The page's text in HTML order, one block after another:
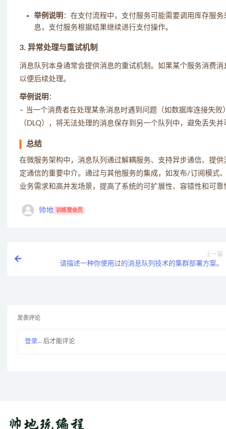
举例说明 ：在支付流程中，支付服务可能需要调用库存服
息，支付服务根据结果继续进行支付操作。
3. 异常处理与重试机制
消息队列本身通常会提供消息的重试机制。如果某个服务消费
以便后续处理。
举例说明 ：
– 当一个消费者在处理某条消息时遇到问题（如数据库连接失
（DLQ），将无法处理的消息保存到另一个队列中，避免丢失并
总结
在微服务架构中，消息队列通过解耦服务、支持异步通信、提
定通信的重要中介。通过与其他服务的集成，如发布/订阅模式
业务需求和高并发场景，提高了系统的可扩展性、容错性和可靠
帅地 训练营会员
上一篇
请描述一种你使用过的消息队列技术的集群部署方案。
发表评论
登录... 后才能评论